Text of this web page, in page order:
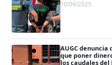
10/09/2025
AUGC
que poner
los caudales del